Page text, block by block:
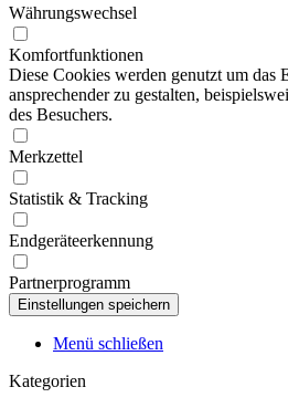
Währungswechsel
Komfortfunktionen
Diese Cookies werden genutzt um das
ansprechender zu gestalten,
des Besuchers.
Merkzettel
Statistik & Tracking
Endgeräteerkennung
Partnerprogramm
Menü schließen
Kategorien